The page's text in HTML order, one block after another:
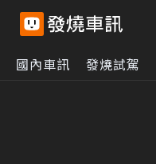
國內車訊 發燒試駕